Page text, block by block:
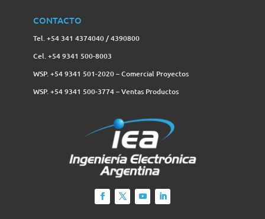
CONTACTO
Tel. +54 341 4374040 / 4390800
Cel. +54 9341 500-8003
WSP. +54 9341 501-2020 – Comercial Proyectos
WSP. +54 9341 500-3774‬ – Ventas Productos